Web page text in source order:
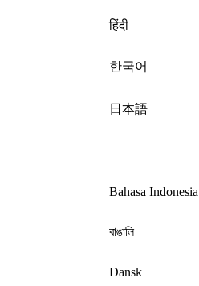
हिंदी
한국어
日本語
Bahasa Indonesia
বাঙালি
Dansk